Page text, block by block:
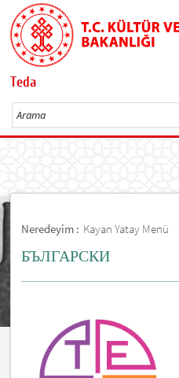
Teda
Neredeyim : Kayan Yatay Menü
БЪЛГАРСКИ